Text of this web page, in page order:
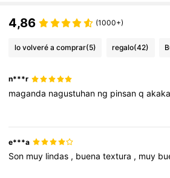
4,86 (1000+)
lo volveré a comprar(5) regalo(42)
n***r
maganda nagustuhan ng pinsanq
e***a
Son muy lindas , buenatextura , muy